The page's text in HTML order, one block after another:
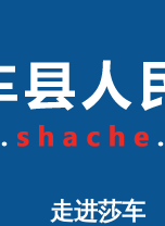
幼儿园学区划分方案
走进莎车